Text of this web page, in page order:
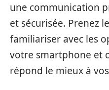
une communication
et sécurisée. Prenez
familiariser avec les
votre smartphone et
répond le mieux à